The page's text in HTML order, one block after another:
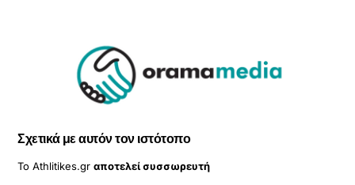
Σχετικά με αυτόν τον ιστότοπο
Το Athlitikes.grαποτελεί συσσωρευτή